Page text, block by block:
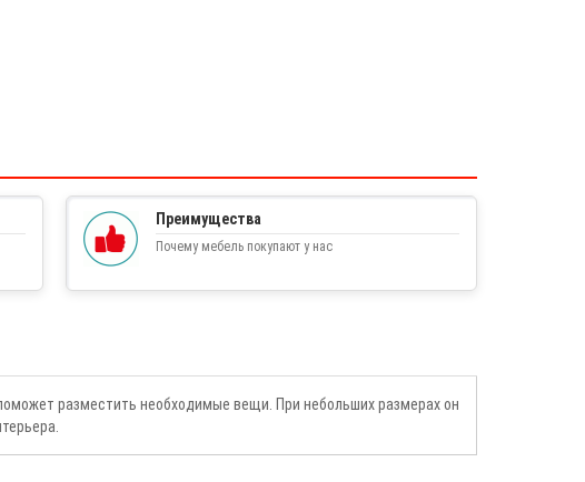
Преимущества
Почему мебель покупают у нас
разместить необходимые вещи. При небольших размерах он